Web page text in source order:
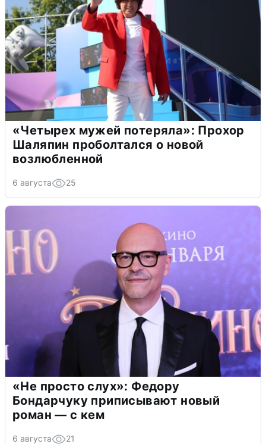
«Четырех мужей потеряла»: Прохор
Шаляпин проболтался о новой
возлюбленной
6 августа 25
«Не просто слух»: Федору
Бондарчуку приписывают новый
роман — с кем
6 августа 21